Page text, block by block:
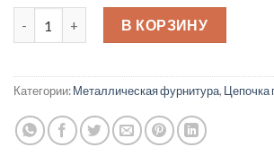
Цепочка металлическая галантерейная
В КОРЗИНУ
Категории:Металлическая фурнитура, Цепочка